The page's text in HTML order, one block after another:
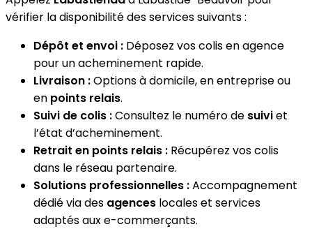
vérifier la disponibilité des services suivants :
Dépôt et envoi : Déposez vos colis en agence
pour un acheminement rapide.
Livraison :Options à domicile, en entreprise ou
en points relais.
Suivi de colis :Consultez le numéro de suiviet
l’état d’acheminement.
Retrait en points relais : Récupérez vos colis
dans le réseau partenaire.
Solutions professionnelles :Accompagnement
dédié via des agences locales et services
adaptés aux e-commerçants.